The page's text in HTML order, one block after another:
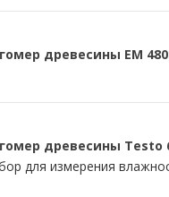
древесины EM
древесины Testo
для измерения